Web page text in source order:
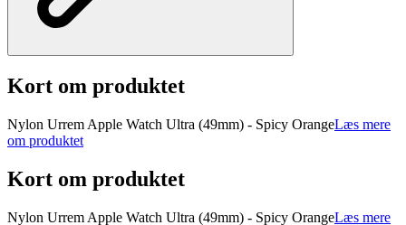
Kort om produktet
Nylon Urrem Apple Watch Ultra (49mm) - Spicy OrangeLæs mere
om produktet
Kort om produktet
Nylon Urrem Apple Watch Ultra (49mm) - Spicy OrangeLæs mere